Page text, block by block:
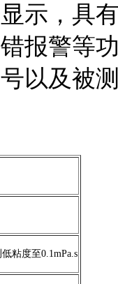
示，具
报警等
以及被
粘度至0.1mPa.s